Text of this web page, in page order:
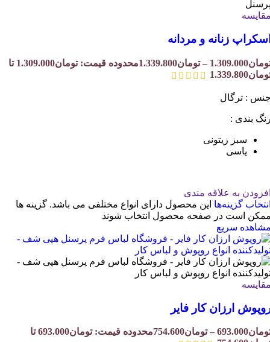
زنانه و مردانه
1.309.000
– تومان1.339.800
محدوده قیمت: تومان1.309.000 تا
: ترگال
بندی :
سبز زیتونی
یاسی
به علاقه مندی
گزینه‌ها این محصول دارای انواع مختلفی می باشد. گزینه ها
است در صفحه محصول انتخاب شوند
سریع
ارزان کار فایر
693.000
– تومان754.600
محدوده قیمت: تومان693.000 تا